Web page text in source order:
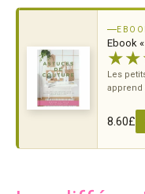
Ebook
★★
Les
apprend
8.60£